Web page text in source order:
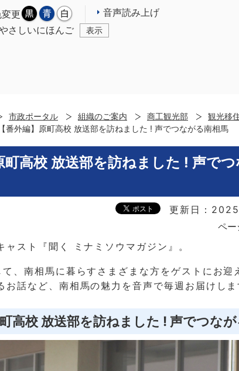
更 音声読み上げ
さしいにほんご 表示
市政ポータル 組織のご案内 商工観光部 観光移
番外編】原町高校 放送部を訪ねました ! 声でつながる南相馬
高校 放送部を訪ねました ! 声でつ
更新日：
ペー
ャスト『聞く ミナミソウマガジン』。
、南相馬に暮らすさまざまな方をゲストにお迎
お話など、南相馬の魅力を音声で毎週お届けしま
高校 放送部を訪ねました ! 声でつな